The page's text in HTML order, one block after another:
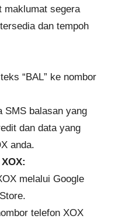
maklumat segera
dan tempoh
“BAL” ke nombor
SMS balasan yang
dan data yang
anda.
melalui Google
telefon XOX